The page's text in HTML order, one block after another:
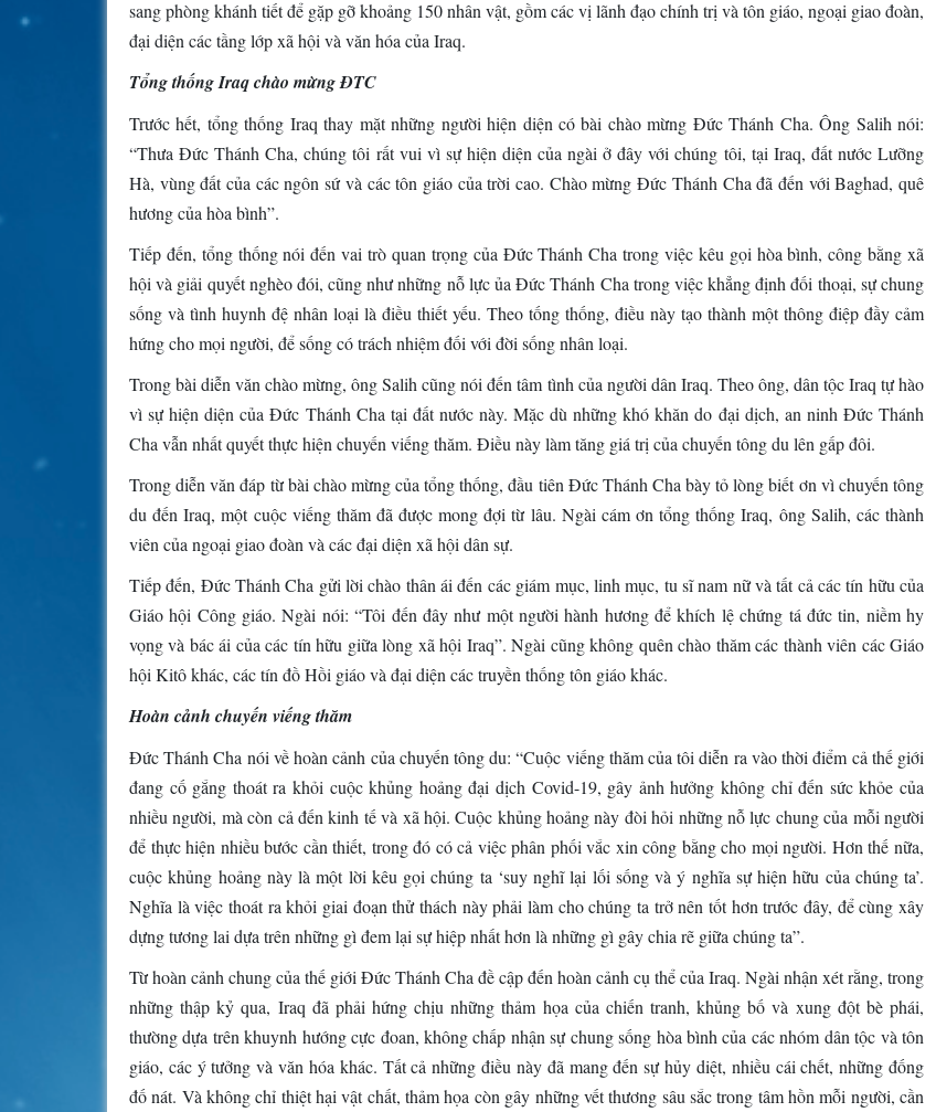
sang phòng khánh tiết để gặp gỡ khoảng 150 nhân vật, gồm các vị lãnh đạo chính trị và tôn giáo, ngoại giao đoàn,
đại diện các tầng lớp xã hội và văn hóa của Iraq.
Tổng thống Iraq chào mừng ĐTC
Trước hết, tổng thống Iraq thay mặt những người hiện diện có bài chào mừng Đức Thánh Cha. Ông Salih nói:
“Thưa Đức Thánh Cha, chúng tôi rất vui vì sự hiện diện của ngài ở đây với chúng tôi, tại Iraq, đất nước Lưỡng
Hà, vùng đất của các ngôn sứ và các tôn giáo của trời cao. Chào mừng Đức Thánh Cha đã đến với Baghad, quê
hương của hòa bình”.
Tiếp đến, tổng thống nói đến vai trò quan trọng của Đức Thánh Cha trong việc kêu gọi hòa bình, công bằng xã
hội và giải quyết nghèo đói, cũng như những nỗ lực ủa Đức Thánh Cha trong việc khẳng định đối thoại, sự chung
sống và tình huynh đệ nhân loại là điều thiết yếu. Theo tống thống, điều này tạo thành một thông điệp đầy cảm
hứng cho mọi người, để sống có trách nhiệm đối với đời sống nhân loại.
Trong bài diễn văn chào mừng, ông Salih cũng nói đến tâm tình của người dân Iraq. Theo ông, dân tộc Iraq tự hào
vì sự hiện diện của Đức Thánh Cha tại đất nước này. Mặc dù những khó khăn do đại dịch, an ninh Đức Thánh
Cha vẫn nhất quyết thực hiện chuyến viếng thăm. Điều này làm tăng giá trị của chuyến tông du lên gấp đôi.
Trong diễn văn đáp từ bài chào mừng của tổng thống, đầu tiên Đức Thánh Cha bày tỏ lòng biết ơn vì chuyến tông
du đến Iraq, một cuộc viếng thăm đã được mong đợi từ lâu. Ngài cám ơn tổng thống Iraq, ông Salih, các thành
viên của ngoại giao đoàn và các đại diện xã hội dân sự.
Tiếp đến, Đức Thánh Cha gửi lời chào thân ái đến các giám mục, linh mục, tu sĩ nam nữ và tất cả các tín hữu của
Giáo hội Công giáo. Ngài nói: “Tôi đến đây như một người hành hương để khích lệ chứng tá đức tin, niềm hy
vọng và bác ái của các tín hữu giữa lòng xã hội Iraq”. Ngài cũng không quên chào thăm các thành viên các Giáo
hội Kitô khác, các tín đồ Hồi giáo và đại diện các truyền thống tôn giáo khác.
Hoàn cảnh chuyến viếng thăm
Đức Thánh Cha nói về hoàn cảnh của chuyến tông du: “Cuộc viếng thăm của tôi diễn ra vào thời điểm cả thế giới
đang cố gắng thoát ra khỏi cuộc khủng hoảng đại dịch Covid-19, gây ảnh hưởng không chỉ đến sức khỏe của
nhiều người, mà còn cả đến kinh tế và xã hội. Cuộc khủng hoảng này đòi hỏi những nỗ lực chung của mỗi người
để thực hiện nhiều bước cần thiết, trong đó có cả việc phân phối vắc xin công bằng cho mọi người. Hơn thế nữa,
cuộc khủng hoảng này là một lời kêu gọi chúng ta ‘suy nghĩ lại lối sống và ý nghĩa sự hiện hữu của chúng ta’.
Nghĩa là việc thoát ra khỏi giai đoạn thử thách này phải làm cho chúng ta trở nên tốt hơn trước đây, để cùng xây
dựng tương lai dựa trên những gì đem lại sự hiệp nhất hơn là những gì gây chia rẽ giữa chúng ta”.
Từ hoàn cảnh chung của thế giới Đức Thánh Cha đề cập đến hoàn cảnh cụ thể của Iraq. Ngài nhận xét rằng, trong
những thập kỷ qua, Iraq đã phải hứng chịu những thảm họa của chiến tranh, khủng bố và xung đột bè phái,
thường dựa trên khuynh hướng cực đoan, không chấp nhận sự chung sống hòa bình của các nhóm dân tộc và tôn
giáo, các ý tưởng và văn hóa khác. Tất cả những điều này đã mang đến sự hủy diệt, nhiều cái chết, những đống
đố nát. Và không chỉ thiệt hại vật chất, thảm họa còn gây những vết thương sâu sắc trong tâm hồn mỗi người, cần